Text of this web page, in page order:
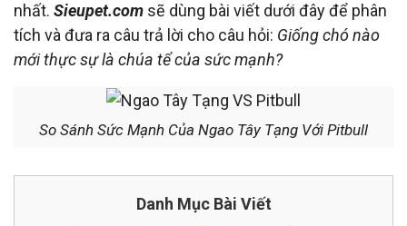
nhất. Sieupet.com sẽ dùng bài viết dưới đây để phân
tích và đưa ra câu trả lời cho câu hỏi: Giống chó nào
mới thực sự là chúa tể của sức mạnh?
So Sánh Sức Mạnh Của Ngao Tây Tạng Với Pitbull
Danh Mục Bài Viết